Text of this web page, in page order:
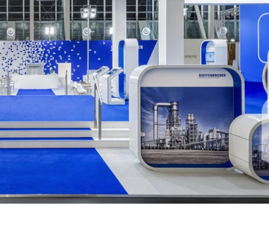
Besucherstromanalyse
Virtuelle Räume
Hybrid-Kommunikation
Events | Veranstaltungen
Innenausbau
Digital
Werkstätten
Umweltbewusstsein
Auszeichnungen
Ausbildung
Preisliste
Standort Rosenheim
Standort Passau
Standort Berlin
Standort
Standort Linz | AT
Standort Salzburg |
Standort Mailand | IT
Standort Shanghai |